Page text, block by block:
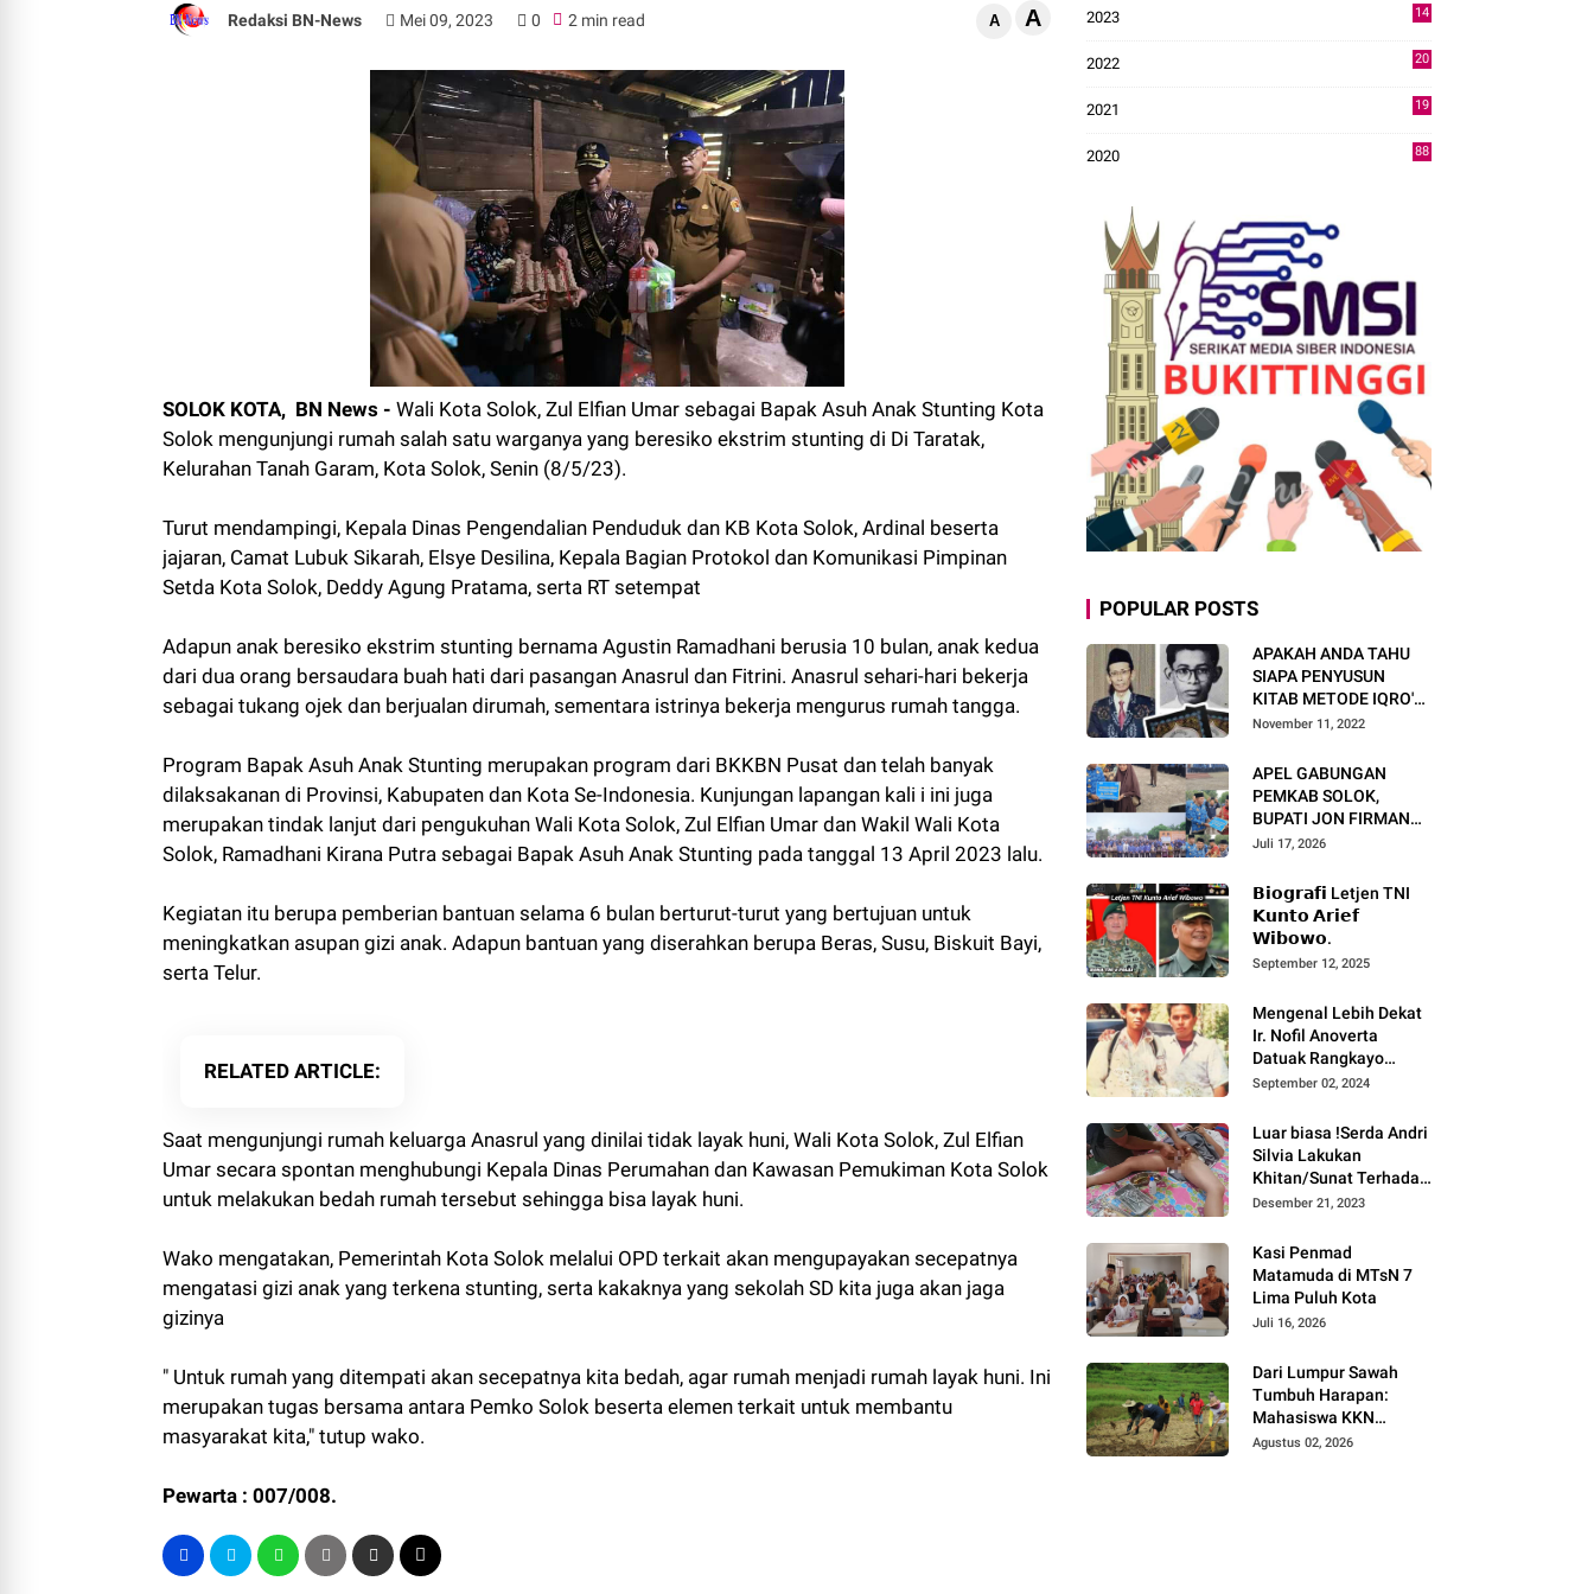
Redaksi BN-News Mei 09, 2023 0 2 min read A A
SOLOK KOTA, BN News - Wali Kota Solok, Zul Elfian Umar sebagai Bapak Asuh Anak Stunting Kota
Solok mengunjungi rumah salah satu warganya yang beresiko ekstrim stunting di Di Taratak,
Kelurahan Tanah Garam, Kota Solok, Senin (8/5/23).
Turut mendampingi, Kepala Dinas Pengendalian Penduduk dan KB Kota Solok, Ardinal beserta
jajaran, Camat Lubuk Sikarah, Elsye Desilina, Kepala Bagian Protokol dan Komunikasi Pimpinan
Setda Kota Solok, Deddy Agung Pratama, serta RT setempat
Adapun anak beresiko ekstrim stunting bernama Agustin Ramadhani berusia 10 bulan, anak kedua
dari dua orang bersaudara buah hati dari pasangan Anasrul dan Fitrini. Anasrul sehari-hari bekerja
sebagai tukang ojek dan berjualan dirumah, sementara istrinya bekerja mengurus rumah tangga.
Program Bapak Asuh Anak Stunting merupakan program dari BKKBN Pusat dan telah banyak
dilaksakanan di Provinsi, Kabupaten dan Kota Se-Indonesia. Kunjungan lapangan kali i ini juga
merupakan tindak lanjut dari pengukuhan Wali Kota Solok, Zul Elfian Umar dan Wakil Wali Kota
Solok, Ramadhani Kirana Putra sebagai Bapak Asuh Anak Stunting pada tanggal 13 April 2023 lalu.
Kegiatan itu berupa pemberian bantuan selama 6 bulan berturut-turut yang bertujuan untuk
meningkatkan asupan gizi anak. Adapun bantuan yang diserahkan berupa Beras, Susu, Biskuit Bayi,
serta Telur.
RELATED ARTICLE
Saat mengunjungi rumah keluarga Anasrul yang dinilai tidak layak huni, Wali Kota Solok, Zul Elfian
Umar secara spontan menghubungi Kepala Dinas Perumahan dan Kawasan Pemukiman Kota Solok
untuk melakukan bedah rumah tersebut sehingga bisa layak huni.
Wako mengatakan, Pemerintah Kota Solok melalui OPD terkait akan mengupayakan secepatnya
mengatasi gizi anak yang terkena stunting, serta kakaknya yang sekolah SD kita juga akan jaga
gizinya
" Untuk rumah yang ditempati akan secepatnya kita bedah, agar rumah menjadi rumah layak huni. Ini
merupakan tugas bersama antara Pemko Solok beserta elemen terkait untuk membantu
masyarakat kita," tutup wako.
Pewarta : 007/008.
2023
14
2022
20
2021
19
2020
88
POPULAR POSTS
APAKAH ANDA TAHU
SIAPA PENYUSUN
KITAB METODE IQRO'?
INI BIOGRAFI KH. AS'AD
November 11, 2022
APEL GABUNGAN
PEMKAB SOLOK,
BUPATI JON FIRMAN
PANDU TEKANKAN ASN
DAN PELAYANAN
MASYARAKAT.
Juli 17, 2026
𝗕𝗶𝗼𝗴𝗿𝗮𝗳𝗶 Letjen TNI
𝗞𝘂𝗻𝘁𝗼 𝗔𝗿𝗶𝗲𝗳
𝗪𝗶𝗯𝗼𝘄𝗼.
September 12, 2025
Mengenal Lebih Dekat
Ir. Nofil Anoverta
Datuak Rangkayo
Batuah Cawako
September 02, 2024
Luar biasa !Serda Andri
Silvia Lakukan
Khitan/Sunat Terhadap
Anak Warga Binaannya
Desember 21, 2023
Kasi Penmad
Matamuda di MTsN 7
Lima Puluh Kota
Juli 16, 2026
Dari Lumpur Sawah
Tumbuh Harapan:
Mahasiswa KKN
Universitas Andalas
Agustus 02, 2026